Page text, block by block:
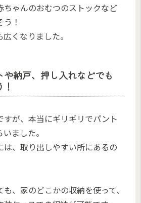
ちゃんのおむつのストックなど
！
くなりました。
や納戸、押し入れなどでも
すが、本当にギリギリでパント
ました。
は、取り出しやすい所にあるの
、家のどこかの収納を使って、